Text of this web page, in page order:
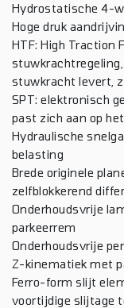
Hydrostatische 4-
Hoge druk
HTF: High Traction
stuwkracht levert,
SPT: elektronisch
past zich aan op
Hydraulische
belasting
Brede originele
zelfblokkerend
Onderhoudsvrije
parkeerrem
Onderhoudsvrije
Z-kinematiek met
Ferro-form slijt
voortijdige slijtage